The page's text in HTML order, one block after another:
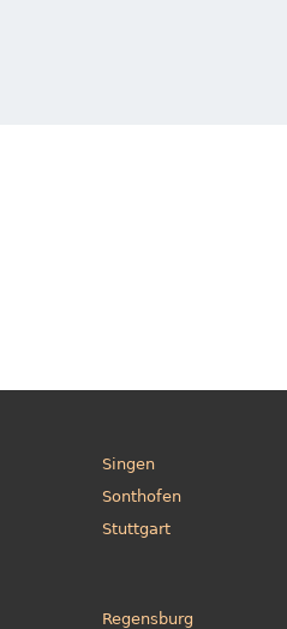
Singen
Sonthofen
Stuttgart
Regensburg